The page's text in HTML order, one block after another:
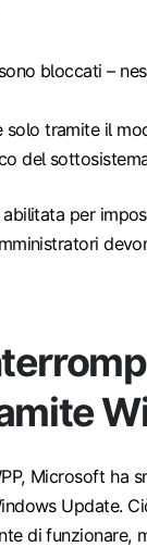
bloccati –
solo tramite il
del
abilitata per
Microsoft ha
Update.
di funzionare,